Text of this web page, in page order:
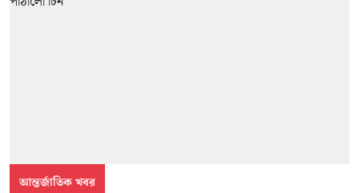
আন্তর্জাতিক খবর